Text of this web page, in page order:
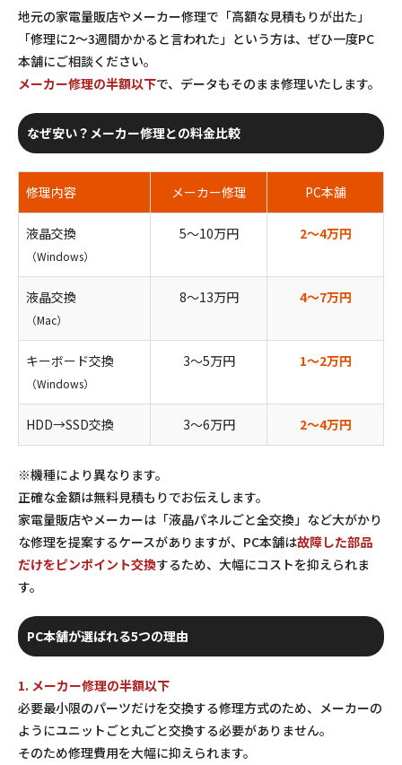
地元の家電量販店やメーカー修理で「高額な見積もりが出た」
「修理に2〜3週間かかると言われた」という方は、ぜひ一度PC
本舗にご相談ください。
メーカー修理の半額以下で、データもそのまま修理いたします。
なぜ安い？メーカー修理との料金比較
修理内容 メーカー修理 PC本舗
液晶交換
（Windows）
5〜10万円 2〜4万円
液晶交換
（Mac）
8〜13万円 4〜7万円
キーボード交換
（Windows）
3〜5万円 1〜2万円
HDD→SSD交換 3〜6万円 2〜4万円
※機種により異なります。
正確な金額は無料見積もりでお伝えします。
家電量販店やメーカーは「液晶パネルごと全交換」など大がかり
な修理を提案するケースがありますが、PC本舗は故障した部品
だけをピンポイント交換するため、大幅にコストを抑えられま
す。
PC本舗が選ばれる5つの理由
1. メーカー修理の半額以下
必要最小限のパーツだけを交換する修理方式のため、メーカーの
ようにユニットごと丸ごと交換する必要がありません。
そのため修理費用を大幅に抑えられます。